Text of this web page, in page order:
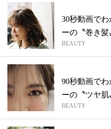
30秒動画で
ーの〝巻き
似...
BEAUTY
90秒動画で
ーの〝ツヤ
人...
BEAUTY